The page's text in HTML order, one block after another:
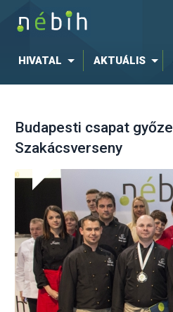
HIVATAL AKTUÁLIS
Budapesti csapat
Szakácsverseny